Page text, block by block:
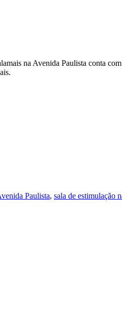
na Avenida Paulista conta
Paulista, sala de estimulação